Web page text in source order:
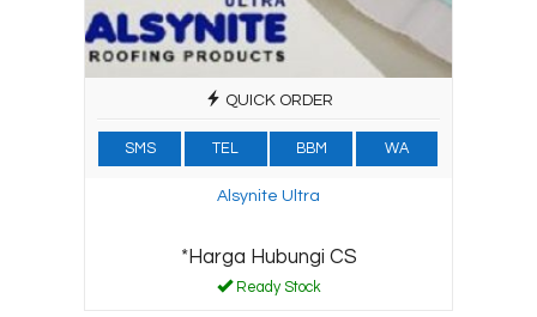
QUICK ORDER
SMS TEL BBM WA
Alsynite Ultra
*Harga Hubungi CS
Ready Stock